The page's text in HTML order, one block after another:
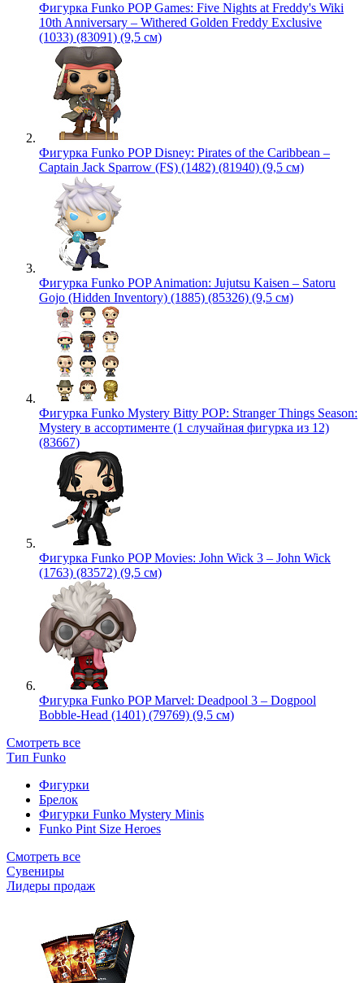
Фигурка Funko POP Games: Five Nights at Freddy's Wiki
10th Anniversary – Withered Golden Freddy Exclusive
(1033) (83091) (9,5 см)
Фигурка Funko POP Disney: Pirates of the Caribbean –
Captain Jack Sparrow (FS) (1482) (81940) (9,5 см)
Фигурка Funko POP Animation: Jujutsu Kaisen – Satoru
Gojo (Hidden Inventory) (1885) (85326) (9,5 см)
Фигурка Funko Mystery Bitty POP: Stranger Things Season:
Mystery в ассортименте (1 случайная фигурка из 12)
(83667)
Фигурка Funko POP Movies: John Wick 3 – John Wick
(1763) (83572) (9,5 см)
Фигурка Funko POP Marvel: Deadpool 3 – Dogpool
Bobble-Head (1401) (79769) (9,5 см)
Смотреть все
Тип Funko
Фигурки
Брелок
Фигурки Funko Mystery Minis
Funko Pint Size Heroes
Смотреть все
Сувениры
Лидеры продаж